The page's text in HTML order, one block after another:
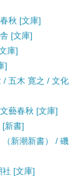
秋 [文庫]
[文庫]
庫]
]
/ 五木 寛之 / 文化
藝春秋 [文庫]
[新書]
新潮新書） / 磯
[文庫]